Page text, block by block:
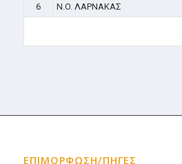
6
N.O. ΛΑΡΝΑΚΑΣ
ΕΠΙΜΟΡΦΩΣΗ/ΠΗΓΕΣ